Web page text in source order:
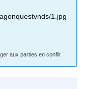
aux parties en conflit